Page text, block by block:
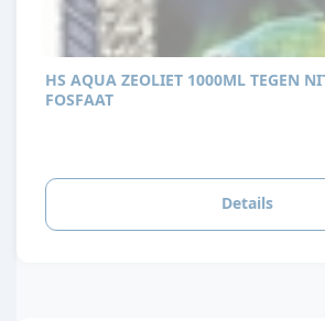
HS AQUA ZEOLIET 1000ML TEGEN
FOSFAAT
Details